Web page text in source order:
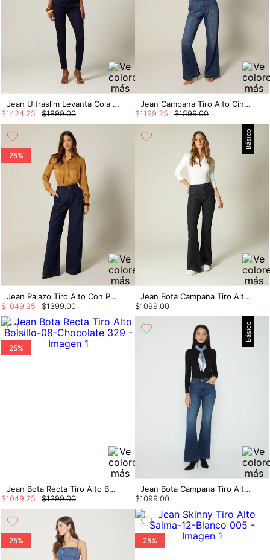
Jean Ultraslim Levanta Cola Herrajes
$1899.00
$1424.25
Jean Campana Tiro Alto Cinturon Herraje
$1599.00
$1199.25
25%
Jean Palazo Tiro Alto Con Prense
$1399.00
$1049 25
Básico
Jean Bota Campana Tiro Alto Bardot
$1099.00
25%
Jean Bota Recta Tiro Alto Bolsillo
$1399.00
$1049 25
Básico
Jean Bota Campana Tiro Alto Bardot
$1099.00
25% 25%